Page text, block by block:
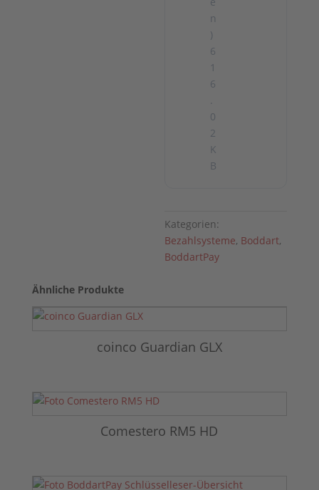
n
)
6
1
6
.
0
2
K
B
Kategorien:
Bezahlsysteme, Boddart,
BoddartPay
Ähnliche Produkte
coinco Guardian GLX
Comestero RM5 HD